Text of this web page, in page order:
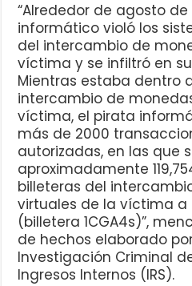
“Alrededor de agosto de
informático violó los
del intercambio de
víctima y se infiltró en
Mientras estaba dentro
intercambio de
víctima, el pirata
más de 2000
autorizadas, en las que
aproximadamente
billeteras del
virtuales de la víctima a
(billetera 1CGA4s)”,
de hechos elaborado
Investigación Criminal
Ingresos Internos (IRS).